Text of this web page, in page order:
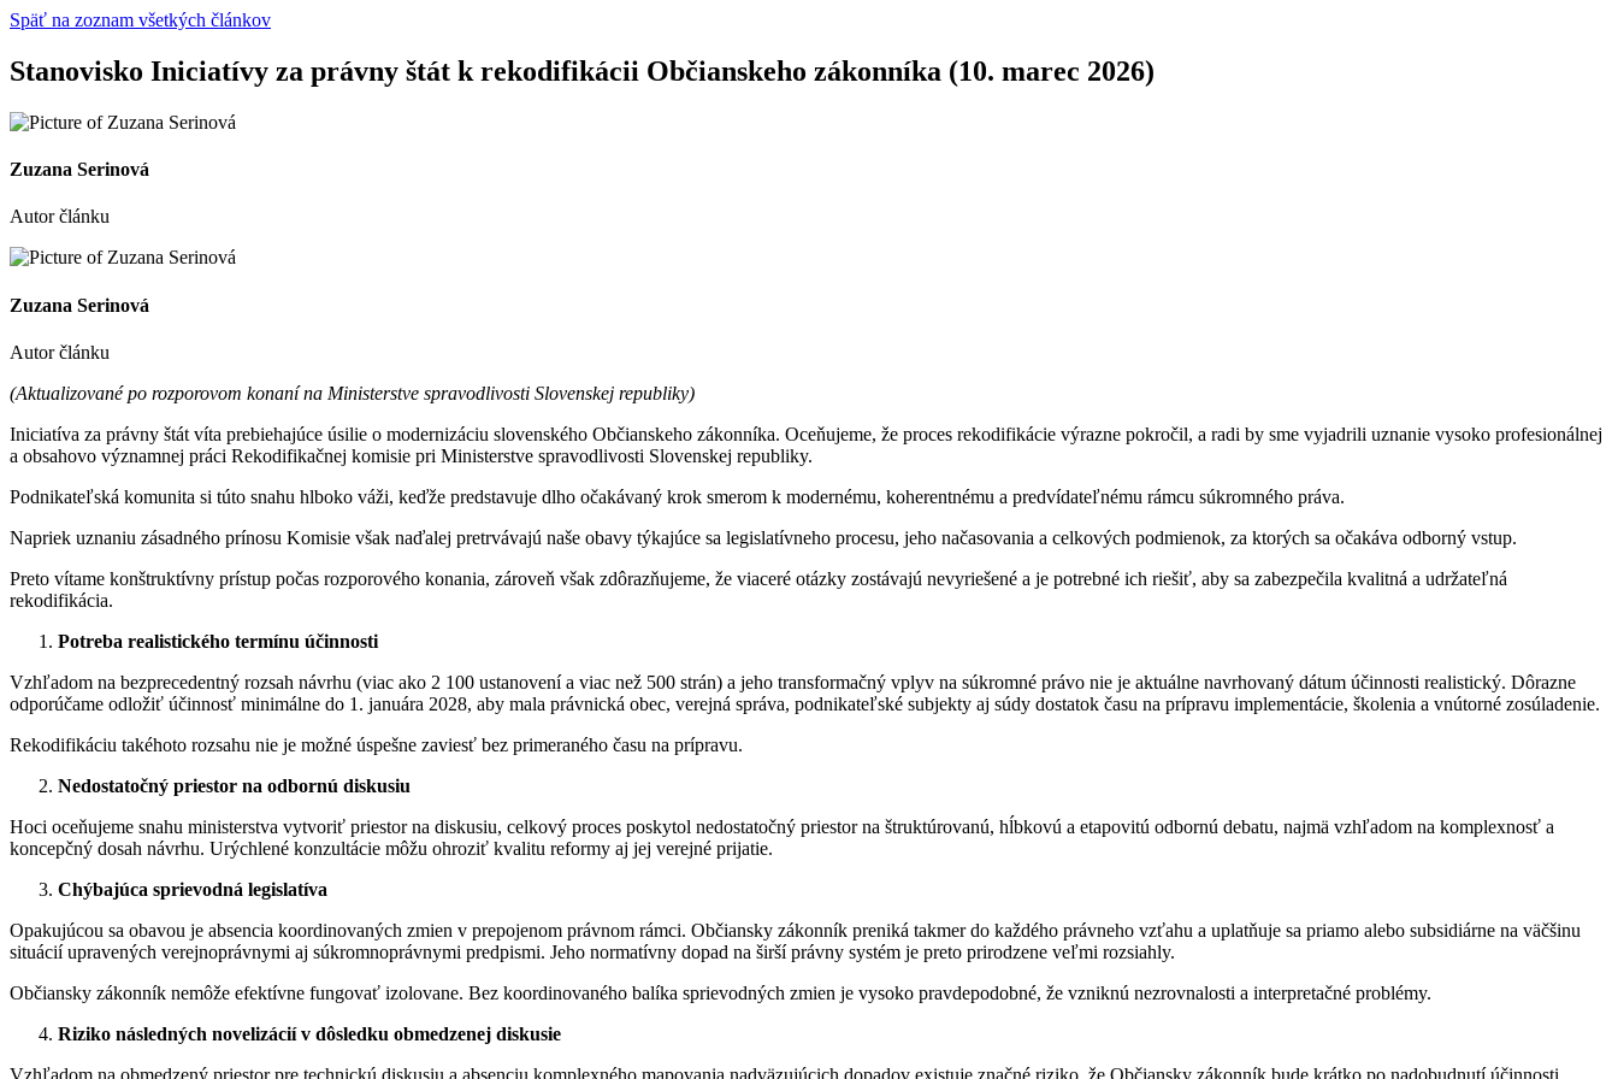
Späť na zoznam všetkých článkov
Stanovisko Iniciatívy za právny štát k rekodifikácii Občianskeho zákonníka (10. marec 2026)
Zuzana Serinová
Autor článku
Zuzana Serinová
Autor článku
(Aktualizované po rozporovom konaní na Ministerstve spravodlivosti Slovenskej republiky)
Iniciatíva za právny štát víta prebiehajúce úsilie o modernizáciu slovenského Občianskeho zákonníka. Oceňujeme, že proces rekodifikácie výrazne pokročil, a radi by sme vyjadrili uznanie vysoko profesionálnej
a obsahovo významnej práci Rekodifikačnej komisie pri Ministerstve spravodlivosti Slovenskej republiky.
Podnikateľská komunita si túto snahu hlboko váži, keďže predstavuje dlho očakávaný krok smerom k modernému, koherentnému a predvídateľnému rámcu súkromného práva.
Napriek uznaniu zásadného prínosu Komisie však naďalej pretrvávajú naše obavy týkajúce sa legislatívneho procesu, jeho načasovania a celkových podmienok, za ktorých sa očakáva odborný vstup.
Preto vítame konštruktívny prístup počas rozporového konania, zároveň však zdôrazňujeme, že viaceré otázky zostávajú nevyriešené a je potrebné ich riešiť, aby sa zabezpečila kvalitná a udržateľná
rekodifikácia.
Potreba realistického termínu účinnosti
Vzhľadom na bezprecedentný rozsah návrhu (viac ako 2 100 ustanovení a viac než 500 strán) a jeho transformačný vplyv na súkromné právo nie je aktuálne navrhovaný dátum účinnosti realistický. Dôrazne
odporúčame odložiť účinnosť minimálne do 1. januára 2028, aby mala právnická obec, verejná správa, podnikateľské subjekty aj súdy dostatok času na prípravu implementácie, školenia a vnútorné zosúladenie.
Rekodifikáciu takéhoto rozsahu nie je možné úspešne zaviesť bez primeraného času na prípravu.
Nedostatočný priestor na odbornú diskusiu
Hoci oceňujeme snahu ministerstva vytvoriť priestor na diskusiu, celkový proces poskytol nedostatočný priestor na štruktúrovanú, hĺbkovú a etapovitú odbornú debatu, najmä vzhľadom na komplexnosť a
koncepčný dosah návrhu. Urýchlené konzultácie môžu ohroziť kvalitu reformy aj jej verejné prijatie.
Chýbajúca sprievodná legislatíva
Opakujúcou sa obavou je absencia koordinovaných zmien v prepojenom právnom rámci. Občiansky zákonník preniká takmer do každého právneho vzťahu a uplatňuje sa priamo alebo subsidiárne na väčšinu
situácií upravených verejnoprávnymi aj súkromnoprávnymi predpismi. Jeho normatívny dopad na širší právny systém je preto prirodzene veľmi rozsiahly.
Občiansky zákonník nemôže efektívne fungovať izolovane. Bez koordinovaného balíka sprievodných zmien je vysoko pravdepodobné, že vzniknú nezrovnalosti a interpretačné problémy.
Riziko následných novelizácií v dôsledku obmedzenej diskusie
Vzhľadom na obmedzený priestor pre technickú diskusiu a absenciu komplexného mapovania nadväzujúcich dopadov existuje značné riziko, že Občiansky zákonník bude krátko po nadobudnutí účinnosti